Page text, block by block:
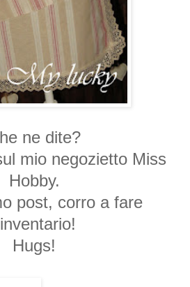
ne dite?
mio negozietto Miss
Hobby.
post, corro a fare
Hugs!